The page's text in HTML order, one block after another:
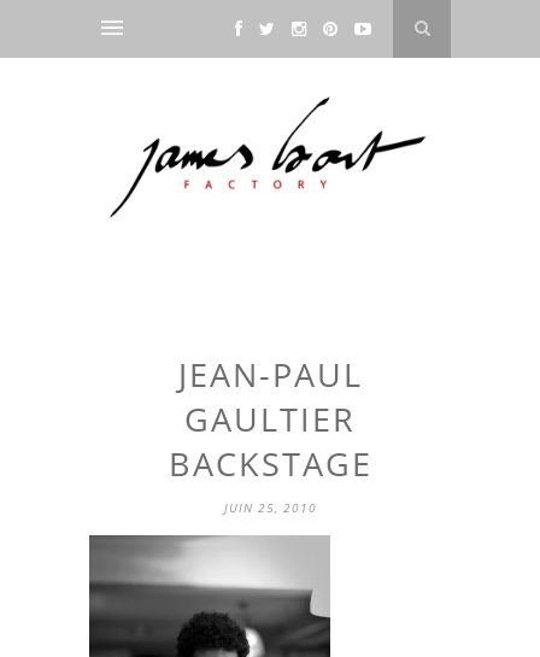
JEAN-PAUL
GAULTIER
BACKSTAGE
JUIN 25, 2010